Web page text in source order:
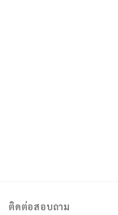
ติดต่อสอบถาม